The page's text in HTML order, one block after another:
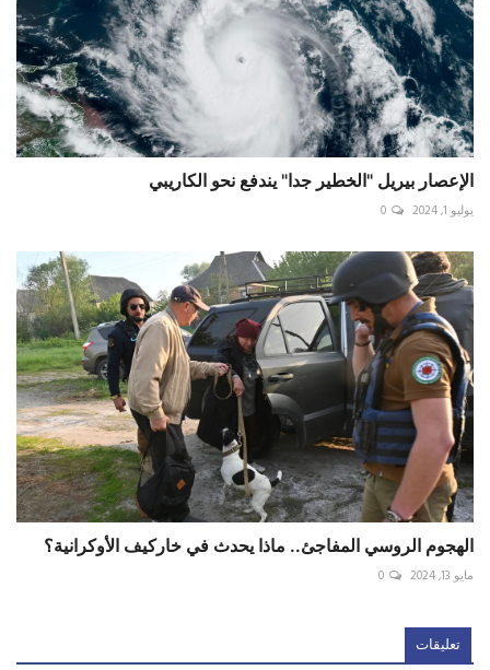
الإعصار بيريل "الخطير جدا" يندفع نحو الكاريبي
يوليو 1, 2024 0
الهجوم الروسي المفاجئ.. ماذا يحدث في خاركيف الأوكرانية؟
مايو 13, 2024 0
تعليقات